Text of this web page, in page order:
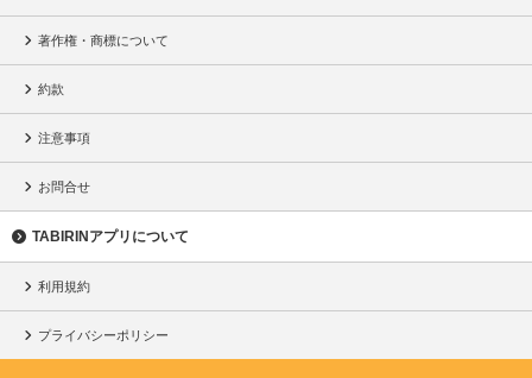
著作権・商標について
約款
注意事項
お問合せ
TABIRINアプリについて
利用規約
プライバシーポリシー